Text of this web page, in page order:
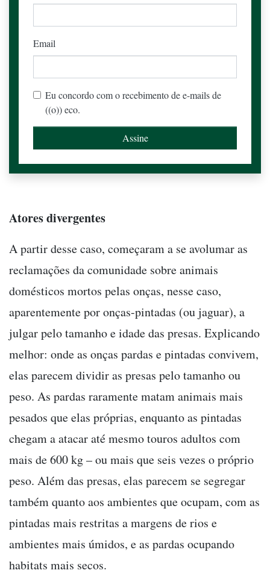
Email
Eu concordo com o recebimento de e-mails de
((o)) eco.
Atores divergentes
A partir desse caso, começaram a se avolumar as
reclamações da comunidade sobre animais
domésticos mortos pelas onças, nesse caso,
aparentemente por onças-pintadas (ou jaguar), a
julgar pelo tamanho e idade das presas. Explicando
melhor: onde as onças pardas e pintadas convivem,
elas parecem dividir as presas pelo tamanho ou
peso. As pardas raramente matam animais mais
pesados que elas próprias, enquanto as pintadas
chegam a atacar até mesmo touros adultos com
mais de 600 kg – ou mais que seis vezes o próprio
peso. Além das presas, elas parecem se segregar
também quanto aos ambientes que ocupam, com as
pintadas mais restritas a margens de rios e
ambientes mais úmidos, e as pardas ocupando
habitats mais secos.